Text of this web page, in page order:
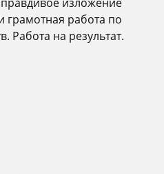
грамотная работа по
Работа на результат.